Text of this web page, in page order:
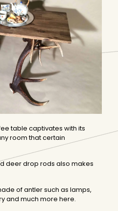
table captivates with its
room that certain
deer drop rods also makes
of antler such as lamps,
and much more here.